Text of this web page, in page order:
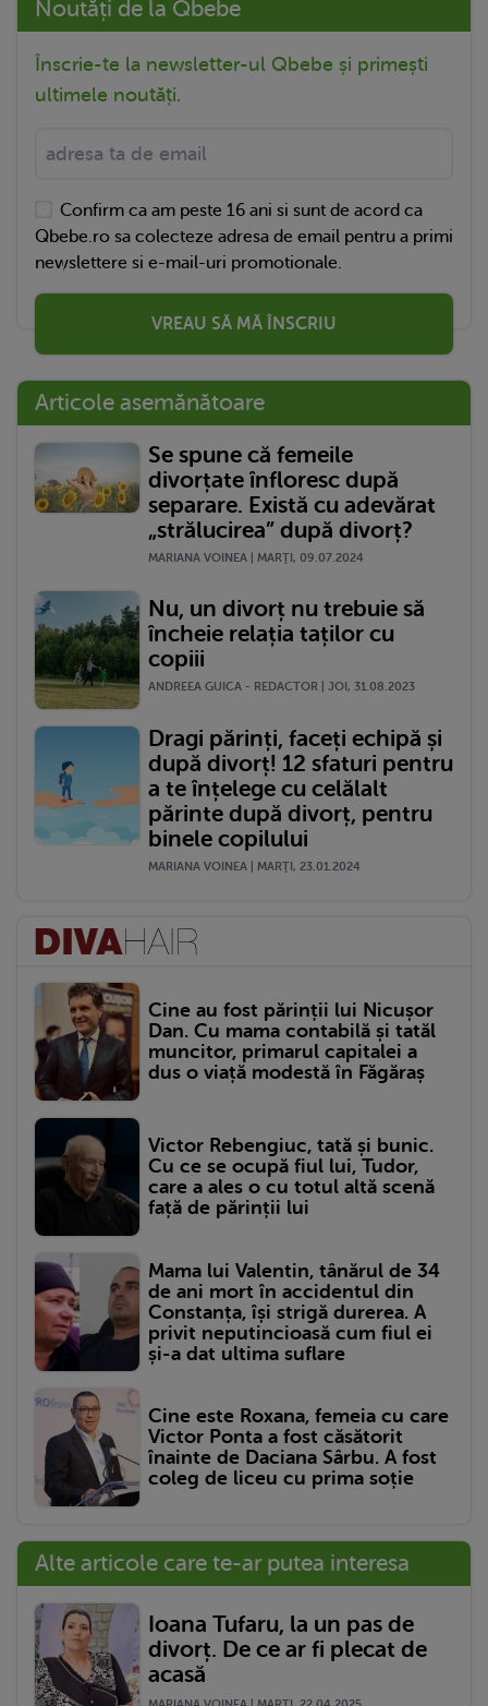
Noutăți de la Qbebe
Înscrie-te la newsletter-ul Qbebe și primești
ultimele noutăți.
Confirm ca am peste 16 ani si sunt de acord ca
Qbebe.ro sa colecteze adresa de email pentru a primi
newslettere si e-mail-uri promotionale.
VREAU SĂ MĂ ÎNSCRIU
Articole asemănătoare
Se spune că femeile
divorțate înfloresc după
separare. Există cu adevărat
„strălucirea” după divorț?
MARIANA VOINEA | MARŢI, 09.07.2024
Nu, un divorț nu trebuie să
încheie relația taților cu
copiii
ANDREEA GUICA - REDACTOR | JOI, 31.08.2023
Dragi părinți, faceți echipă și
după divorț! 12 sfaturi pentru
a te înțelege cu celălalt
părinte după divorț, pentru
binele copilului
MARIANA VOINEA | MARŢI, 23.01.2024
Cine au fost părinții lui Nicușor
Dan. Cu mama contabilă și tatăl
muncitor, primarul capitalei a
dus o viață modestă în Făgăraș
Victor Rebengiuc, tată și bunic.
Cu ce se ocupă fiul lui, Tudor,
care a ales o cu totul altă scenă
față de părinții lui
Mama lui Valentin, tânărul de 34
de ani mort în accidentul din
Constanța, își strigă durerea. A
privit neputincioasă cum fiul ei
și-a dat ultima suflare
Cine este Roxana, femeia cu care
Victor Ponta a fost căsătorit
înainte de Daciana Sârbu. A fost
coleg de liceu cu prima soție
Alte articole care te-ar putea interesa
Ioana Tufaru, la un pas de
divorț. De ce ar fi plecat de
acasă